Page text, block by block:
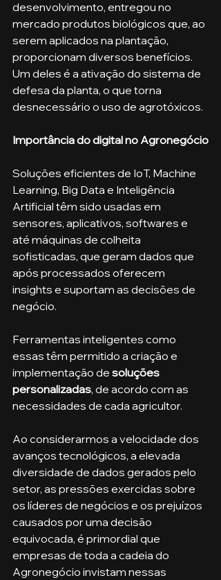
desenvolvimento, entregou no
mercado produtos biológicos que, ao
serem aplicados na plantação,
proporcionam diversos benefícios.
Um deles é a ativação do sistema de
defesa da planta, o que torna
desnecessário o uso de agrotóxicos.
Importância do digital no Agronegócio
Soluções eficientes de IoT, Machine
Learning, Big Data e Inteligência
Artificial têm sido usadas em
sensores, aplicativos, softwares e
até máquinas de colheita
sofisticadas, que geram dados que
após processados oferecem
insights e suportam as decisões de
negócio.
Ferramentas inteligentes como
essas têm permitido a criação e
implementação de soluções
personalizadas, de acordo com as
necessidades de cada agricultor.
Ao considerarmos a velocidade dos
avanços tecnológicos, a elevada
diversidade de dados gerados pelo
setor, as pressões exercidas sobre
os líderes de negócios e os prejuízos
causados por uma decisão
equivocada, é primordial que
empresas de toda a cadeia do
Agronegócio invistam nessas